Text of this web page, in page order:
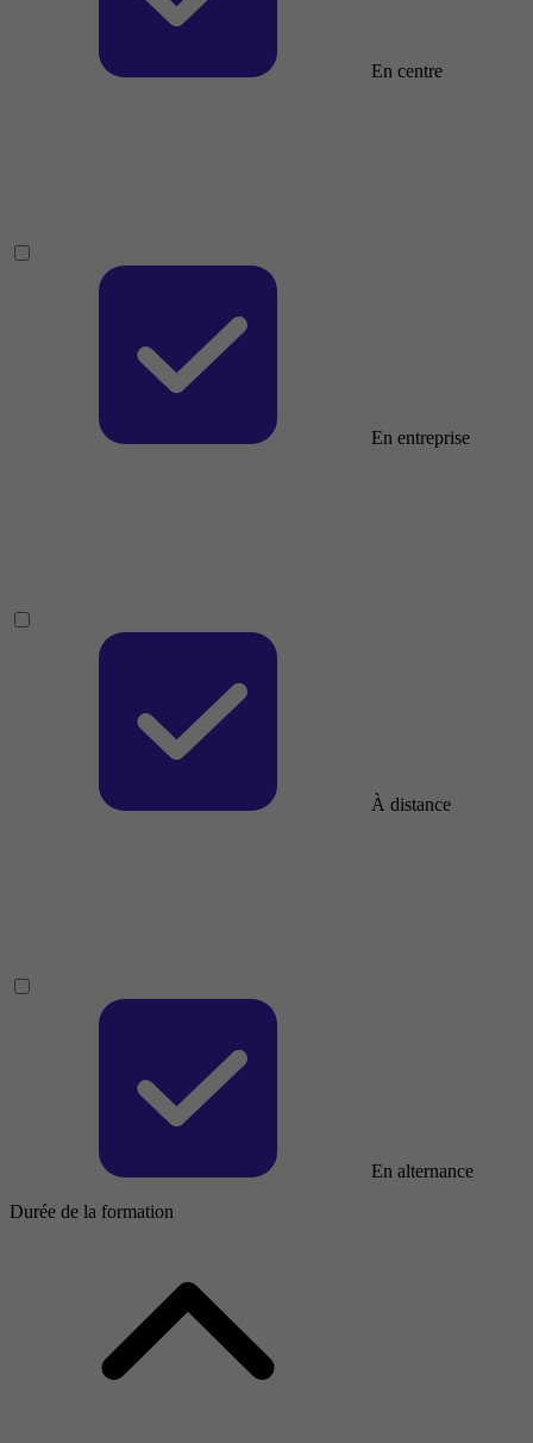
En centre
En entreprise
À distance
En alternance
Durée de la formation